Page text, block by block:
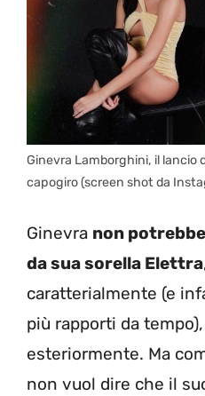
Ginevra Lamborghini, il lancio
capogiro (screen shot da
Ginevra non
da sua sorella Elettra
caratterialmente (e
più rapporti da
esteriormente. Ma
non vuol dire che il